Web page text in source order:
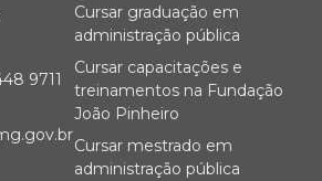
Cursar graduação em
administração pública
Cursar capacitações e
treinamentos na Fundação
João Pinheiro
Cursar mestrado em
administração pública
9711